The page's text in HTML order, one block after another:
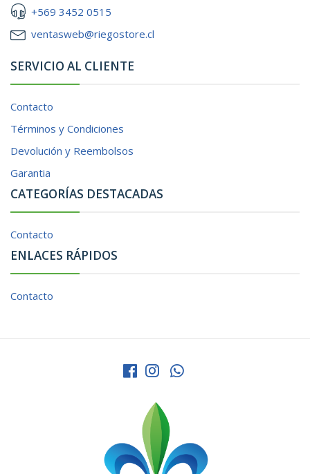
+569 3452 0515
ventasweb@riegostore.cl
SERVICIO AL CLIENTE
Contacto
Términos y Condiciones
Devolución y Reembolsos
Garantia
CATEGORÍAS DESTACADAS
Contacto
ENLACES RÁPIDOS
Contacto